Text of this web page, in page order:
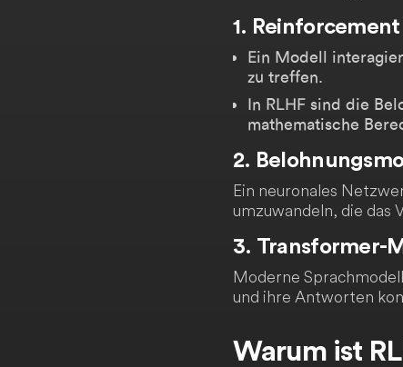
1.
Ein Modell
zu treffen.
In RLHF sind die
mathematische
2.
Ein neuronales
umzuwandeln, die das
3. Transformer-
Moderne
und ihre Antworten
Warum ist